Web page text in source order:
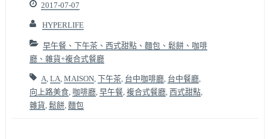
2017-07-07
HYPERLIFE
早午餐、下午茶、西式甜點、麵包、鬆餅、咖啡
廳、雜貨+複合式餐廳
A LA MAISON, 下午茶, 台中咖啡廳, 台中餐廳,
向上路美食, 咖啡廳, 早午餐, 複合式餐廳, 西式甜點,
雜貨 鬆餅, 麵包